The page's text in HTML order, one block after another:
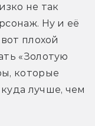
не так
Ну и её
плохой
«Золотую
которые
лучше, чем